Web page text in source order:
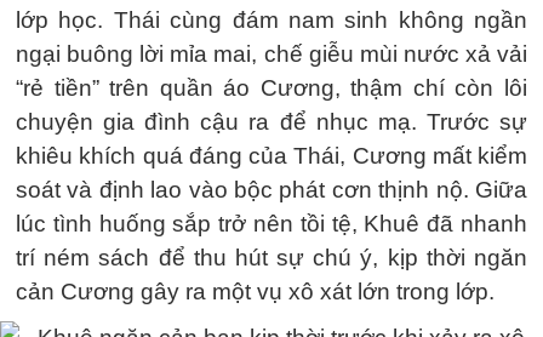
lớp học. Thái cùng đám nam sinh không ngần
ngại buông lời mỉa mai, chế giễu mùi nước xả vải
“rẻ tiền” trên quần áo Cương, thậm chí còn lôi
chuyện gia đình cậu ra để nhục mạ. Trước sự
khiêu khích quá đáng của Thái, Cương mất kiểm
soát và định lao vào bộc phát cơn thịnh nộ. Giữa
lúc tình huống sắp trở nên tồi tệ, Khuê đã nhanh
trí ném sách để thu hút sự chú ý, kịp thời ngăn
cản Cương gây ra một vụ xô xát lớn trong lớp.